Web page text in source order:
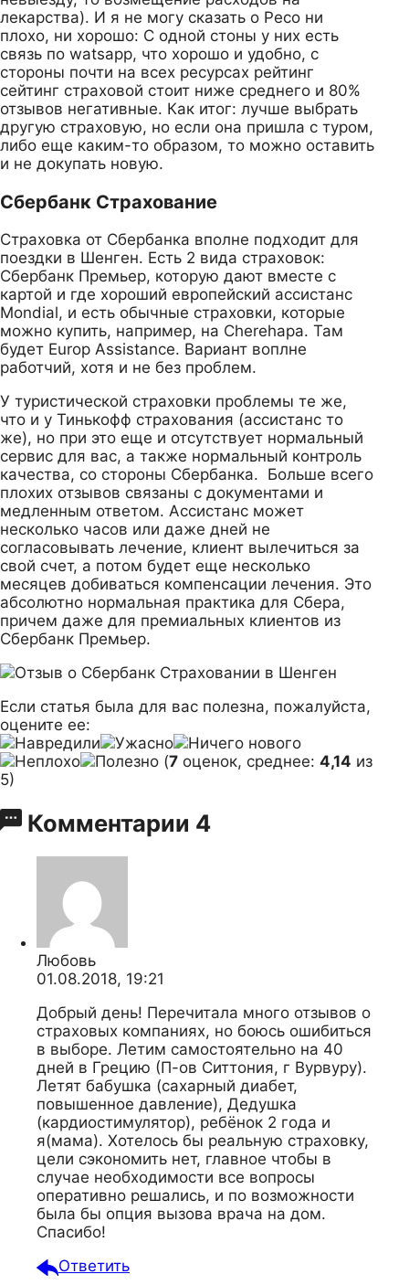
лекарства). И я не могу сказать о Ресо ни
плохо, ни хорошо: С одной стоны у них есть
связь по watsapp, что хорошо и удобно, с
стороны почти на всех ресурсах рейтинг
сейтинг страховой стоит ниже среднего и 80%
отзывов негативные. Как итог: лучше выбрать
другую страховую, но если она пришла с туром,
либо еще каким-то образом, то можно оставить
и не докупать новую.
Сбербанк Страхование
Страховка от Сбербанка вполне подходит для
поездки в Шенген. Есть 2 вида страховок:
Сбербанк Премьер, которую дают вместе с
картой и где хороший европейский ассистанс
Mondial, и есть обычные страховки, которые
можно купить, например, на Cherehapa. Там
будет Europ Assistance. Вариант воплне
работчий, хотя и не без проблем.
У туристической страховки проблемы те же,
что и у Тинькофф страхования (ассистанс то
же), но при это еще и отсутствует нормальный
сервис для вас, а также нормальный контроль
качества, со стороны Сбербанка. Больше всего
плохих отзывов связаны с документами и
медленным ответом. Ассистанс может
несколько часов или даже дней не
согласовывать лечение, клиент вылечиться за
свой счет, а потом будет еще несколько
месяцев добиваться компенсации лечения. Это
абсолютно нормальная практика для Сбера,
причем даже для премиальных клиентов из
Сбербанк Премьер.
Если статья была для вас полезна, пожалуйста,
оцените ее:
(7 оценок, среднее: 4,14 из
5)
Комментарии 4
Любовь
01.08.2018, 19:21
Добрый день! Перечитала много отзывов о
страховых компаниях, но боюсь ошибиться
в выборе. Летим самостоятельно на 40
дней в Грецию (П-ов Ситтония, г Вурвуру).
Летят бабушка (сахарный диабет,
повышенное давление), Дедушка
(кардиостимулятор), ребёнок 2 года и
я(мама). Хотелось бы реальную страховку,
цели сэкономить нет, главное чтобы в
случае необходимости все вопросы
оперативно решались, и по возможности
была бы опция вызова врача на дом.
Спасибо!
Ответить